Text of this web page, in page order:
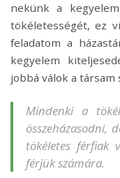
nekünk a
tökéletességét, ez
feladatom a
kegyelem
jobbá válok a társam
Mindenki a
összeházasodni,
tökéletes férfiak
férjük számára.